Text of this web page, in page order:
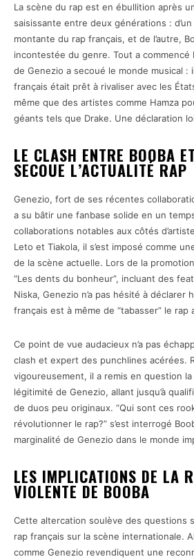
La scène du rap est en ébullition après
saisissante entre deux générations :
montante du rap français, et de l’autre,
incontestée du genre. Tout a commencé
de Genezio a secoué le monde musical :
français était prêt à rivaliser avec les
même que des artistes comme Hamza
géants tels que Drake. Une déclaration
LE CLASH ENTRE BOOBA
SECOUE L’ACTUALITÉ RAP
Genezio, fort de ses récentes
a su bâtir une fanbase solide en un
collaborations notables aux côtés
Leto et Tiakola, il s’est imposé comme
de la scène actuelle. Lors de la
“Les dents du bonheur”, incluant des
Niska, Genezio n’a pas hésité à
français est à même de “tabasser” le rap
Ce point de vue audacieux n’a pas
clash et expert des punchlines acérées.
vigoureusement, il a remis en question
légitimité de Genezio, allant jusqu’à
de duos peu originaux. “Qui sont ces
révolutionner le rap?” s’est interrogé
marginalité de Genezio dans le monde
LES IMPLICATIONS DE LA
VIOLENTE DE BOOBA
Cette altercation soulève des questions
rap français sur la scène internationale.
comme Genezio revendiquent une